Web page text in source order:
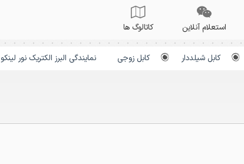
استعلام آنلاین کاتالوگ ها
کابل شیلددار کابل زوجی نمایندگی البرز الکتریک نور لینکو